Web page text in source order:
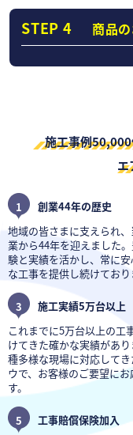
STEP 4 商品
施工事例50,000
エ
1
創業44年の歴史
地域の皆さまに支えられ
業から44年を迎えました
験と実績を活かし、常に
な工事を提供し続けており
3
施工実績5万台以上
これまでに5万台以上の工
けてきた確かな実績があり
種多様な現場に対応して
ウで、お客様のご要望にお
す。
5
工事賠償保険加入